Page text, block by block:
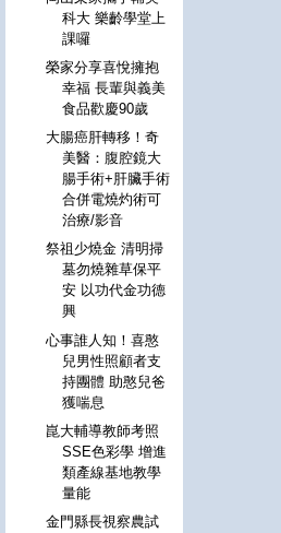
科大 樂齡學堂上
課囉
榮家分享喜悅擁抱
幸福 長輩與義美
食品歡慶90歲
大腸癌肝轉移！奇
美醫：腹腔鏡大
腸手術+肝臟手術
合併電燒灼術可
治療/影音
祭祖少燒金 清明掃
墓勿燒雜草保平
安 以功代金功德
興
心事誰人知！喜憨
兒男性照顧者支
持團體 助憨兒爸
獲喘息
崑大輔導教師考照
SSE色彩學 增進
類產線基地教學
量能
金門縣長視察農試